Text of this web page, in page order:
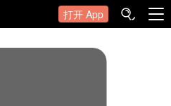
打开 App